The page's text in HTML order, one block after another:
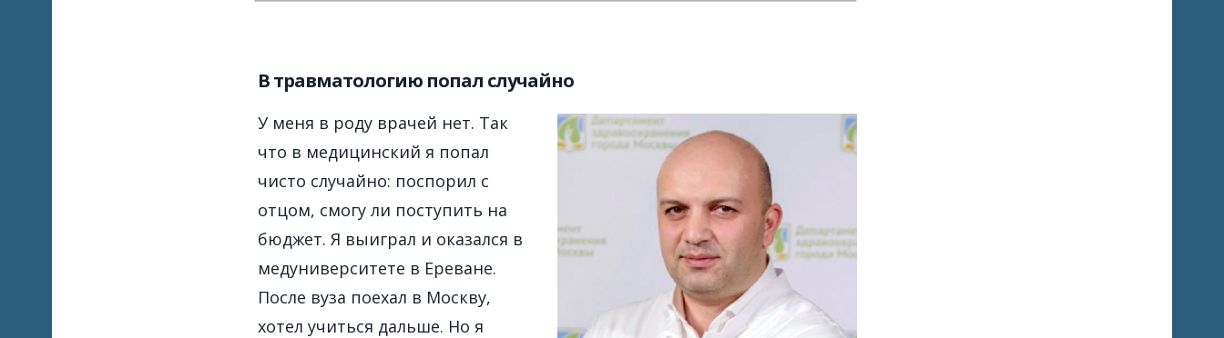
В травматологию попал случайно
У меня в роду врачей нет. Так
что в медицинский я попал
чисто случайно: поспорил с
отцом, смогу ли поступить на
бюджет. Я выиграл и оказался в
медуниверситете в Ереване.
После вуза поехал в Москву,
хотел учиться дальше. Но я